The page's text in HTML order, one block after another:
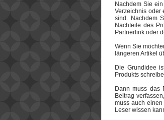
Nachdem Sie
Verzeichnis oder
sind. Nachdem
Nachteile des
Partnerlink oder
Wenn Sie
längeren Artikel
Die Grundidee
Produkts
Dann muss das
Beitrag
muss auch
Leser wissen